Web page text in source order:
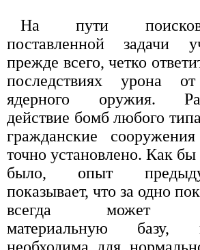
На пути
поставленной задачи
прежде всего, четко
последствиях урона
ядерного оружия.
действие бомб любого
гражданские
точно установлено. Как
было, опыт
показывает, что за одно
всегда может
материальную базу,